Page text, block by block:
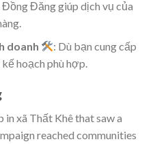
Đăng giúp dịch vụ của
doanh
: Dù bạn cung cấp
hoạch phù hợp.
in xã Thất Khê that saw a
reached communities